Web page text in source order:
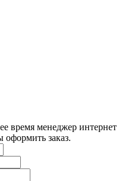
время менеджер интернет
оформить заказ.